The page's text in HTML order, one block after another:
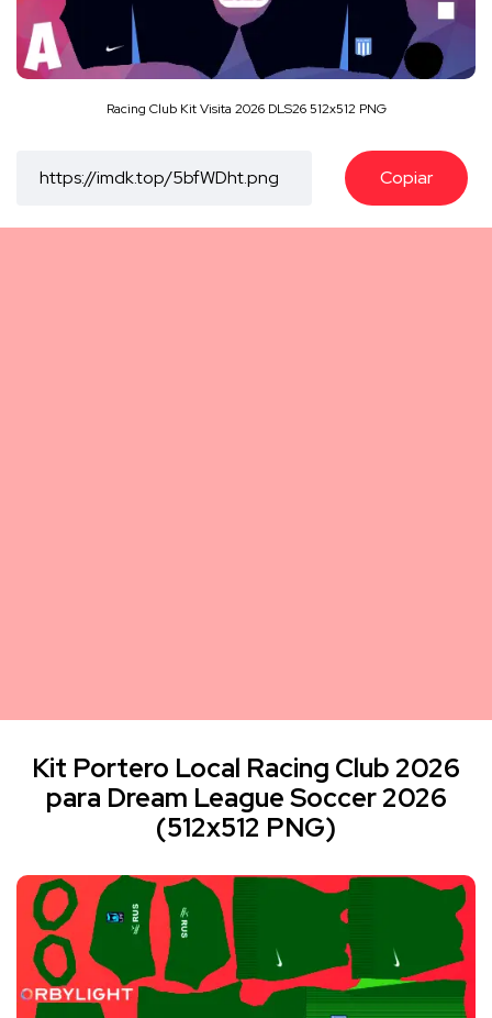
Racing Club Kit Visita 2026 DLS26 512x512 PNG
Copiar
Kit Portero Local Racing Club 2026
para Dream League Soccer 2026
(512x512 PNG)